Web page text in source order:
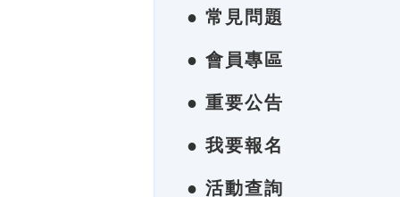
● 常見問題
● 會員專區
● 重要公告
● 我要報名
● 活動查詢